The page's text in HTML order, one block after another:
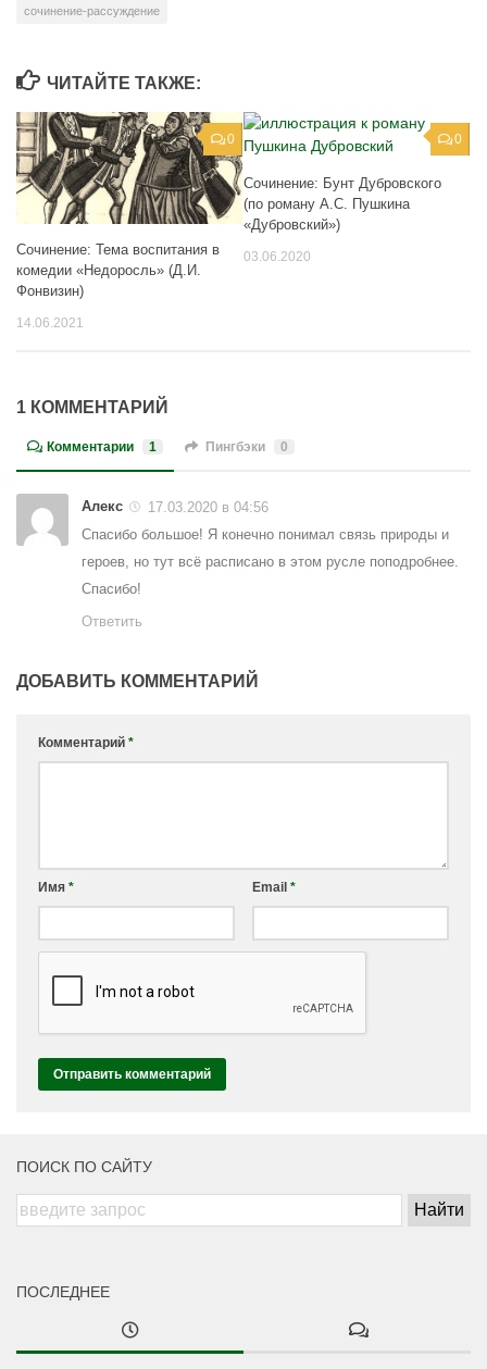
сочинение-рассуждение
ЧИТАЙТЕ ТАКЖЕ:
0
Сочинение: Тема воспитания в
комедии «Недоросль» (Д.И.
Фонвизин)
14.06.2021
0
Сочинение: Бунт Дубровского
(по роману А.С. Пушкина
«Дубровский»)
03.06.2020
1 КОММЕНТАРИЙ
Комментарии 1 Пингбэки 0
Алекс
17.03.2020 в 04:56
Спасибо большое! Я конечно понимал связь природы и
героев, но тут всё расписано в этом русле поподробнее.
Спасибо!
Ответить
ДОБАВИТЬ КОММЕНТАРИЙ
Комментарий *
Имя * Email *
ПОИСК ПО САЙТУ
ПОСЛЕДНЕЕ